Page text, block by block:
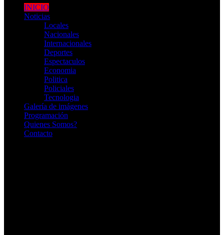
INICIO
Noticias
Locales
Nacionales
Internacionales
Deportes
Espectaculos
Economia
Politica
Policiales
Tecnologia
Galería de imágenes
Programación
Quienes Somos?
Contacto